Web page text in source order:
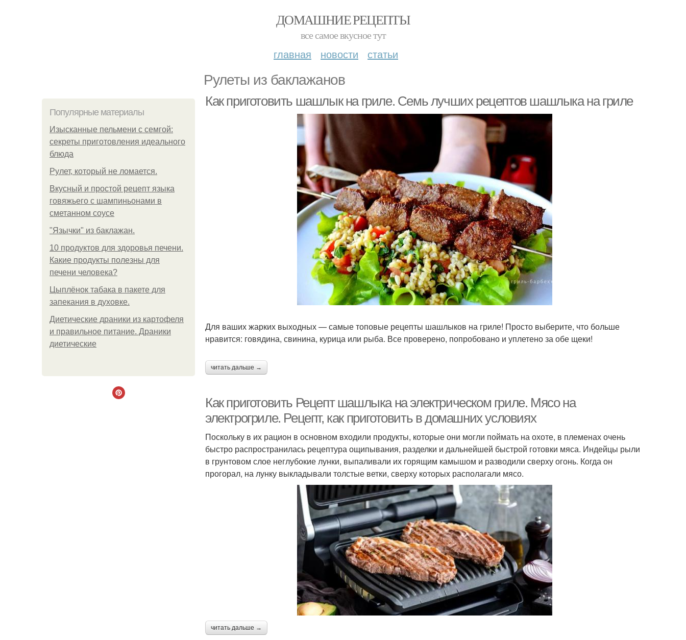
ДОМАШНИЕ РЕЦЕПТЫ
все самое вкусное тут
главная новости статьи
Рулеты из баклажанов
Популярные материалы
Изысканные пельмени с семгой:
секреты приготовления идеального
блюда
Рулет, который не ломается.
Вкусный и простой рецепт языка
говяжьего с шампиньонами в
сметанном соусе
"Язычки" из баклажан.
10 продуктов для здоровья печени.
Какие продукты полезны для
печени человека?
Цыплёнок табака в пакете для
запекания в духовке.
Диетические драники из картофеля
и правильное питание. Драники
диетические
Как приготовить шашлык на гриле. Семь лучших рецептов шашлыка на гриле
Для ваших жарких выходных — самые топовые рецепты шашлыков на гриле! Просто выберите, что больше
нравится: говядина, свинина, курица или рыба. Все проверено, попробовано и уплетено за обе щеки!
читать дальше →
Как приготовить Рецепт шашлыка на электрическом гриле. Мясо на
электрогриле. Рецепт, как приготовить в домашних условиях
Поскольку в их рацион в основном входили продукты, которые они могли поймать на охоте, в племенах очень
быстро распространилась рецептура ощипывания, разделки и дальнейшей быстрой готовки мяса. Индейцы рыли
в грунтовом слое неглубокие лунки, выпаливали их горящим камышом и разводили сверху огонь. Когда он
прогорал, на лунку выкладывали толстые ветки, сверху которых располагали мясо.
читать дальше →